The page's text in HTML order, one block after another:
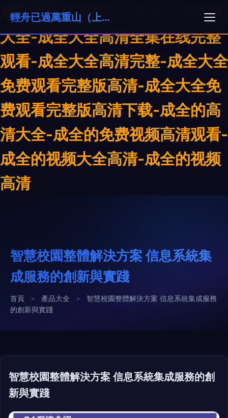
潮喷视频青草网17-成全大全高清
大全-成全大全高清全集在线完整
观看-成全大全高清完整-成全大全
免费观看完整版高清-成全大全免
费观看完整版高清下载-成全的高
清大全-成全的免费视频高清观看-
成全的视频大全高清-成全的视频
高清
輕舟已過萬重山（上海）科技貿易有限公司
智慧校園整體解決方案 信息系統集
成服務的創新與實踐
首頁 > 產品大全 >
智慧校園整體解決方案 信息系統集成服務
的創新與實踐
智慧校園整體解決方案 信息系統集成服務的創
新與實踐